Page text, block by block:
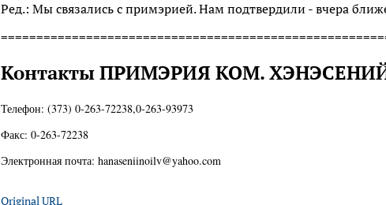
Ред.: Мы связались с примэрией. Нам подтвердили - вчера
Контакты ПРИМЭРИЯ КОМ.
Телефон: (373) 0-263-72238,0-263-93973
Факс: 0-263-72238
Электронная почта: hanaseniinoilv@yahoo.com
Original URL